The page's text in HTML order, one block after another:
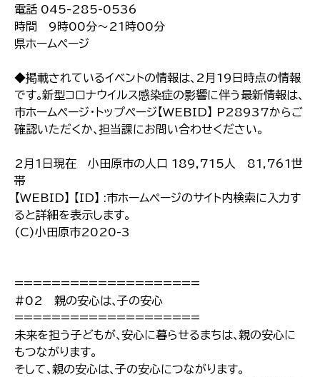
電話 045-285-0536
時間 9時00分～21時00分
県ホームページ
◆掲載されているイベントの情報は､2月19日時点の情報
です｡新型コロナウイルス感染症の影響に伴う最新情報は､
市ホームページ･トップページ【WEBID】 P28937からご
確認いただくか､担当課にお問い合わせください｡
2月1日現在 小田原市の人口 189,715人 81,761世
帯
【WEBID】 【ID】 :市ホームページのサイト内検索に入力す
ると詳細を表示します｡
(C)小田原市2020-3
====================
#02 親の安心は､子の安心
====================
未来を担う子どもが､安心に暮らせるまちは､親の安心に
もつながります｡
そして､親の安心は､子の安心につながります｡